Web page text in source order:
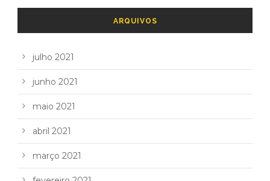
ARQUIVOS
julho 2021
junho 2021
maio 2021
abril 2021
março 2021